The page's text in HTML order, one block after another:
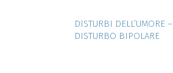
DISTURBI DELL’UMORE –
DISTURBO BIPOLARE